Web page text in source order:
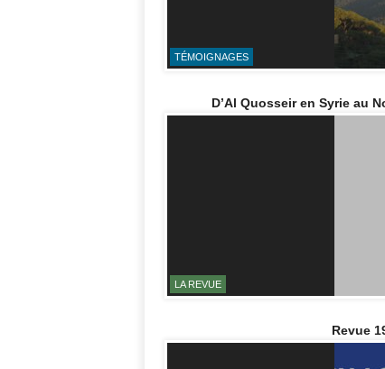
TÉMOIGNAGES
D’Al Quosseir en Syrie au
LA REVUE
Revue